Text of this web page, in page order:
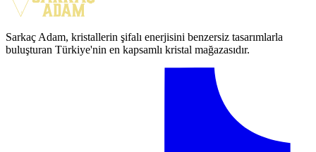
Sarkaç Adam, kristallerin şifalı enerjisini benzersiz tasarımlarla
buluşturan Türkiye'nin en kapsamlı kristal mağazasıdır.